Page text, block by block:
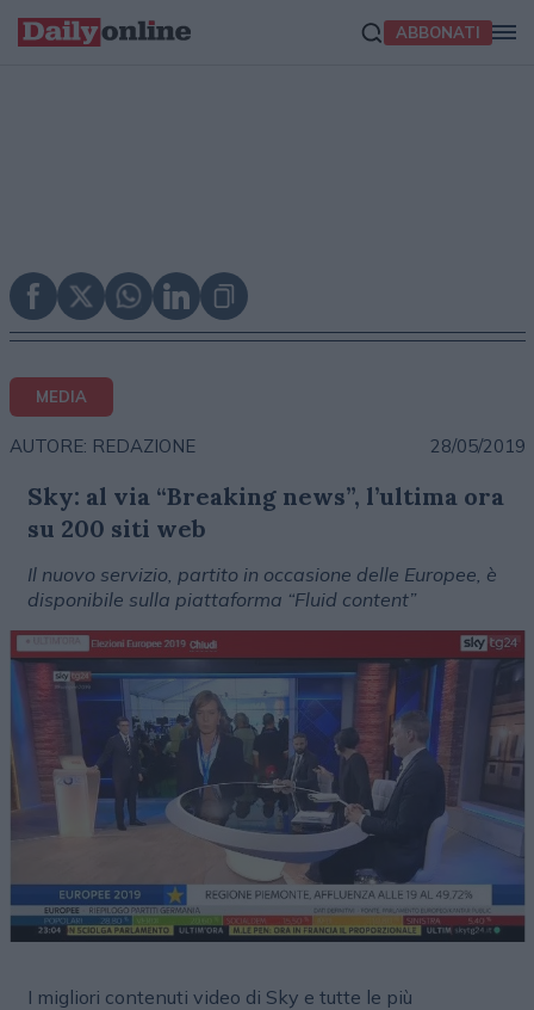
ABBONATI
MEDIA
AUTORE: REDAZIONE 28/05/2019
Sky: al via “Breaking news”, l’ultima ora
su 200 siti web
Il nuovo servizio, partito in occasione delle Europee, è
disponibile sulla piattaforma “Fluid content”
I migliori contenuti video di Sky e tutte le più